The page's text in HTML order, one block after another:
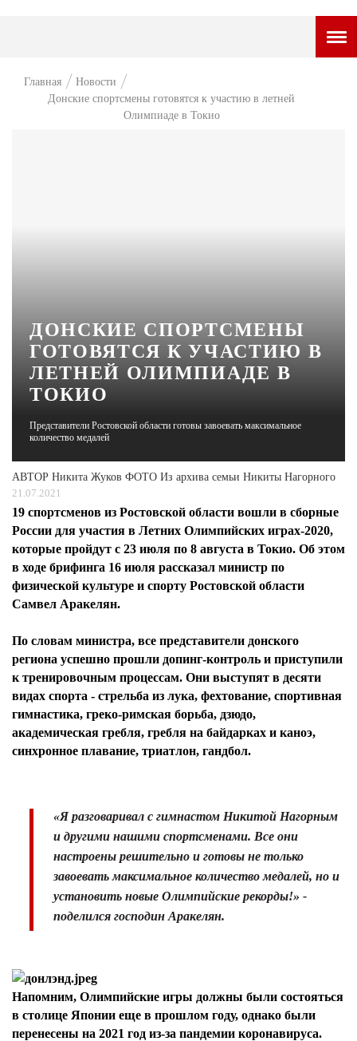
НОВОСТИ
КУЛЬТ ЕДЫ
АФИША
Главная
Новости
Донские спортсмены готовятся к участию в летней
Олимпиаде в Токио
ДОНСКИЕ СПОРТСМЕНЫ
ГОТОВЯТСЯ К УЧАСТИЮ В
ЛЕТНЕЙ ОЛИМПИАДЕ В
ТОКИО
Представители Ростовской области готовы завоевать максимальное
количество медалей
АВТОР Никита Жуков ФОТО Из архива семьи Никиты Нагорного
21.07.2021
19 спортсменов из Ростовской области вошли в сборные
России для участия в Летних Олимпийских играх-2020,
которые пройдут с 23 июля по 8 августа в Токио. Об этом
в ходе брифинга 16 июля рассказал министр по
физической культуре и спорту Ростовской области
Самвел Аракелян.
По словам министра, все представители донского
региона успешно прошли допинг-контроль и приступили
к тренировочным процессам. Они выступят в десяти
видах спорта - стрельба из лука, фехтование, спортивная
гимнастика, греко-римская борьба, дзюдо,
академическая гребля, гребля на байдарках и каноэ,
синхронное плавание, триатлон, гандбол.
«Я разговаривал с гимнастом Никитой Нагорным
и другими нашими спортсменами. Все они
настроены решительно и готовы не только
завоевать максимальное количество медалей, но и
установить новые Олимпийские рекорды!» -
поделился господин Аракелян.
Напомним, Олимпийские игры должны были состояться
в столице Японии еще в прошлом году, однако были
перенесены на 2021 год из-за пандемии коронавируса.